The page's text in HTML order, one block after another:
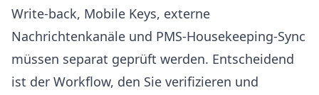
Write-back, Mobile Keys, externe
Nachrichtenkanäle und PMS-Housekeeping-Sync
müssen separat geprüft werden. Entscheidend
ist der Workflow, den Sie verifizieren und